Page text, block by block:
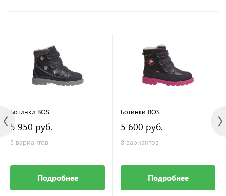
Ботинки BOS
5 950 руб.
5 вариантов
Подробнее
Ботинки BOS
5 600 руб.
8 вариантов
Подробнее